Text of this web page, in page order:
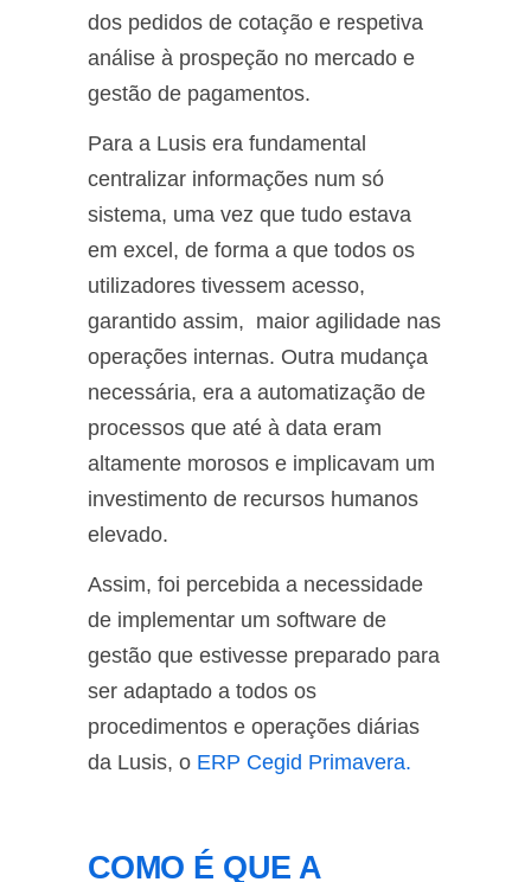
dos pedidos de cotação e respetiva
análise à prospeção no mercado e
gestão de pagamentos.
Para a Lusis era fundamental
centralizar informações num só
sistema, uma vez que tudo estava
em excel, de forma a que todos os
utilizadores tivessem acesso,
garantido assim, maior agilidade nas
operações internas. Outra mudança
necessária, era a automatização de
processos que até à data eram
altamente morosos e implicavam um
investimento de recursos humanos
elevado.
Assim, foi percebida a necessidade
de implementar um software de
gestão que estivesse preparado para
ser adaptado a todos os
procedimentos e operações diárias
da Lusis, o ERP Cegid Primavera.
COMO É QUE A